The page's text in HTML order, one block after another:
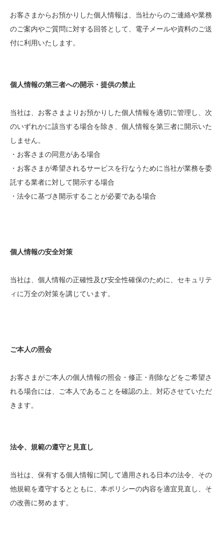
お客さまからお預かりした個人情報は、当社からのご連絡や業務
のご案内やご質問に対する回答として、電子メールや資料のご送
付に利用いたします。
個人情報の第三者への開示・提供の禁止
当社は、お客さまよりお預かりした個人情報を適切に管理し、次
のいずれかに該当する場合を除き、個人情報を第三者に開示いた
しません。
・お客さまの同意がある場合
・お客さまが希望されるサービスを行なうために当社が業務を委
託する業者に対して開示する場合
・法令に基づき開示することが必要である場合
個人情報の安全対策
当社は、個人情報の正確性及び安全性確保のために、セキュリテ
ィに万全の対策を講じています。
ご本人の照会
お客さまがご本人の個人情報の照会・修正・削除などをご希望さ
れる場合には、ご本人であることを確認の上、対応させていただ
きます。
法令、規範の遵守と見直し
当社は、保有する個人情報に関して適用される日本の法令、その
他規範を遵守するとともに、本ポリシーの内容を適宜見直し、そ
の改善に努めます。